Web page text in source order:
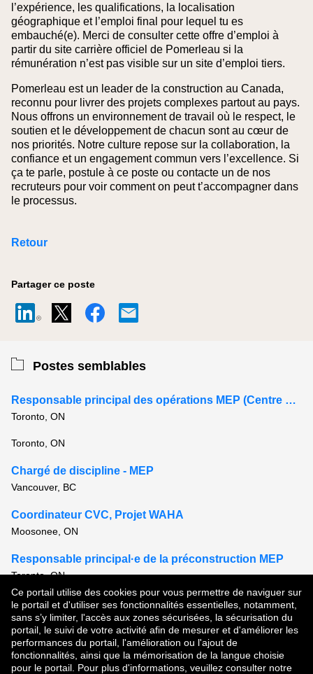
Ce portail utilise des cookies pour vous permettre de naviguer sur
le portail et d'utiliser ses fonctionnalités essentielles, notamment,
sans s’y limiter, l'accès aux zones sécurisées, la sécurisation du
portail, le suivi de votre activité afin de mesurer et d'améliorer les
performances du portail, l'amélioration ou l'ajout de
fonctionnalités, ainsi que la mémorisation de la langue choisie
pour le portail. Pour plus d'informations, veuillez consulter notre
l’expérience, les qualifications, la localisation
géographique et l’emploi final pour lequel tu es
embauché(e). Merci de consulter cette offre d’emploi à
partir du site carrière officiel de Pomerleau si la
rémunération n’est pas visible sur un site d’emploi tiers.
Pomerleau est un leader de la construction au Canada,
reconnu pour livrer des projets complexes partout au pays.
Nous offrons un environnement de travail où le respect, le
soutien et le développement de chacun sont au cœur de
nos priorités. Notre culture repose sur la collaboration, la
confiance et un engagement commun vers l’excellence. Si
ça te parle, postule à ce poste ou contacte un de nos
recruteurs pour voir comment on peut t’accompagner dans
le processus.
Retour
Partager ce poste
Postes semblables
Responsable principal des opérations MEP (Centre de données)
Toronto, ON
Toronto, ON
Chargé de discipline - MEP
Vancouver, BC
Coordinateur CVC, Projet WAHA
Moosonee, ON
Responsable principal·e de la préconstruction MEP
Toronto, ON
Voir tous les postes semblables
Droit d'auteur © 2026